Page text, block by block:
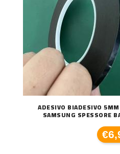
ADESIVO BIADESIVO
SAMSUNG SPESSORE